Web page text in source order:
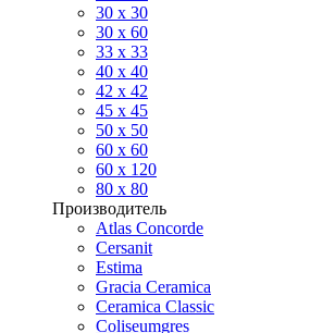
30 х 30
30 x 60
33 x 33
40 х 40
42 x 42
45 x 45
50 x 50
60 х 60
60 x 120
80 x 80
Производитель
Atlas Concorde
Cersanit
Estima
Gracia Ceramica
Ceramica Classic
Coliseumgres